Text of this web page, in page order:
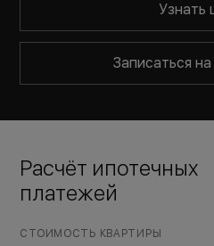
Узнать
Записаться
Расчёт ипотечных
платежей
СТОИМОСТЬ КВАРТИРЫ